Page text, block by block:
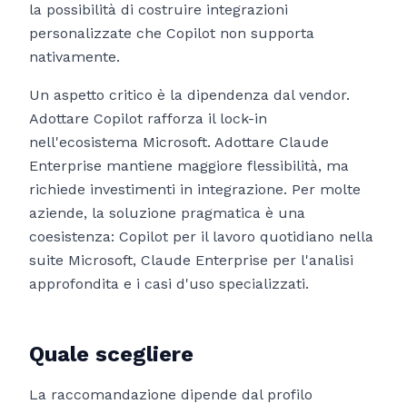
la possibilità di costruire integrazioni
personalizzate che Copilot non supporta
nativamente.
Un aspetto critico è la dipendenza dal vendor.
Adottare Copilot rafforza il lock-in
nell'ecosistema Microsoft. Adottare Claude
Enterprise mantiene maggiore flessibilità, ma
richiede investimenti in integrazione. Per molte
aziende, la soluzione pragmatica è una
coesistenza: Copilot per il lavoro quotidiano nella
suite Microsoft, Claude Enterprise per l'analisi
approfondita e i casi d'uso specializzati.
Quale scegliere
La raccomandazione dipende dal profilo